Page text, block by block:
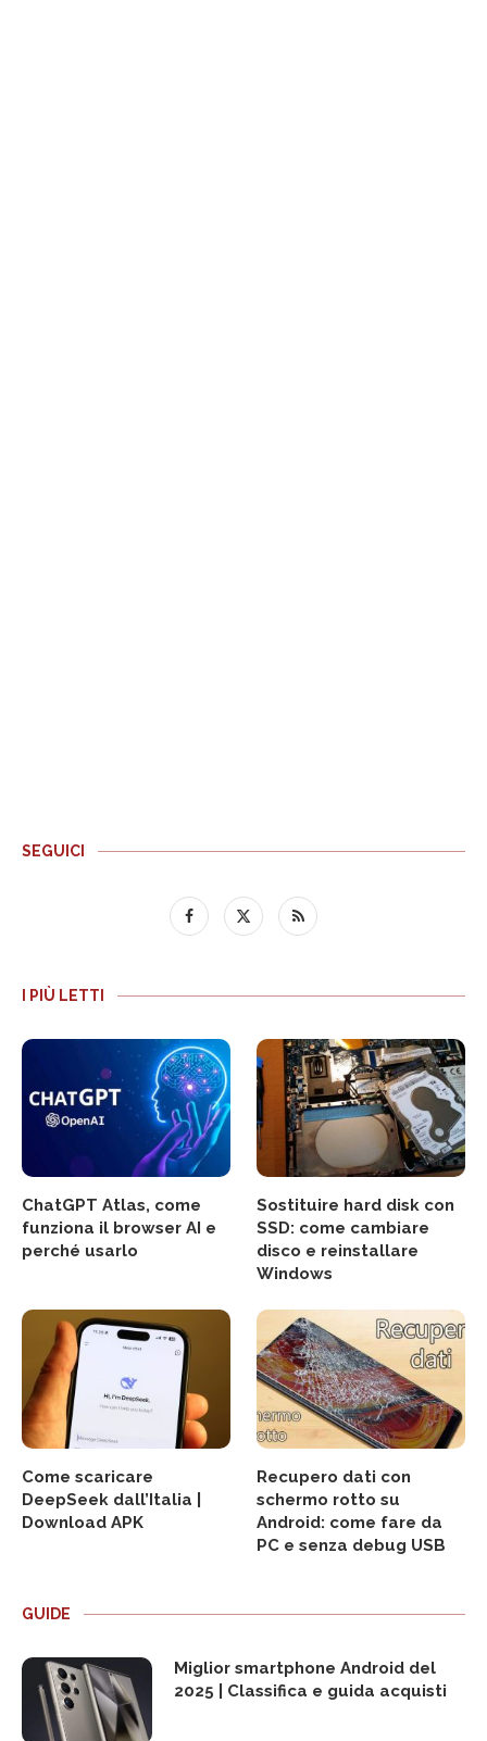
SEGUICI
I PIÙ LETTI
ChatGPT Atlas, come
funziona il browser AI e
perché usarlo
Sostituire hard disk con
SSD: come cambiare
disco e reinstallare
Windows
Come scaricare
DeepSeek dall’Italia |
Download APK
Recupero dati con
schermo rotto su
Android: come fare da
PC e senza debug USB
GUIDE
Miglior smartphone Android del
2025 | Classifica e guida acquisti